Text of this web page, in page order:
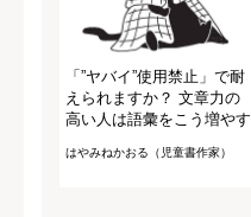
「”ヤバイ”使用禁止」で耐
えられますか？ 文章力の
高い人は語彙をこう増やす
はやみねかおる（児童書作家）